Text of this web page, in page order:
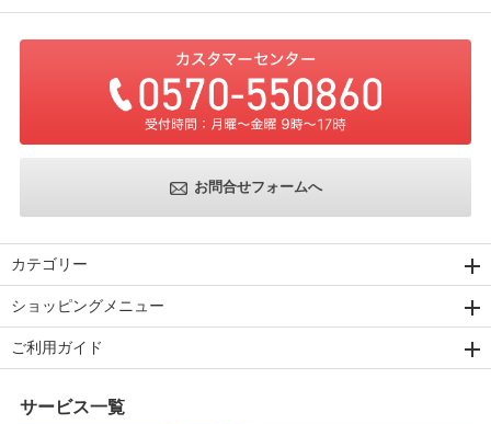
お問合せフォームへ
カテゴリー
ショッピングメニュー
ご利用ガイド
サービス一覧